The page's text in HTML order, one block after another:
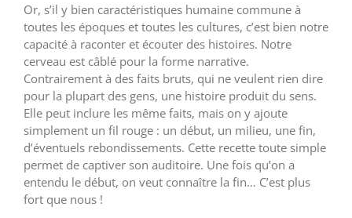
Or, s’il y bien caractéristiques humaine commune à
toutes les époques et toutes les cultures, c’est bien notre
capacité à raconter et écouter des histoires. Notre
cerveau est câblé pour la forme narrative.
Contrairement à des faits bruts, qui ne veulent rien dire
pour la plupart des gens, une histoire produit du sens.
Elle peut inclure les même faits, mais on y ajoute
simplement un fil rouge : un début, un milieu, une fin,
d’éventuels rebondissements. Cette recette toute simple
permet de captiver son auditoire. Une fois qu’on a
entendu le début, on veut connaître la fin… C’est plus
fort que nous !